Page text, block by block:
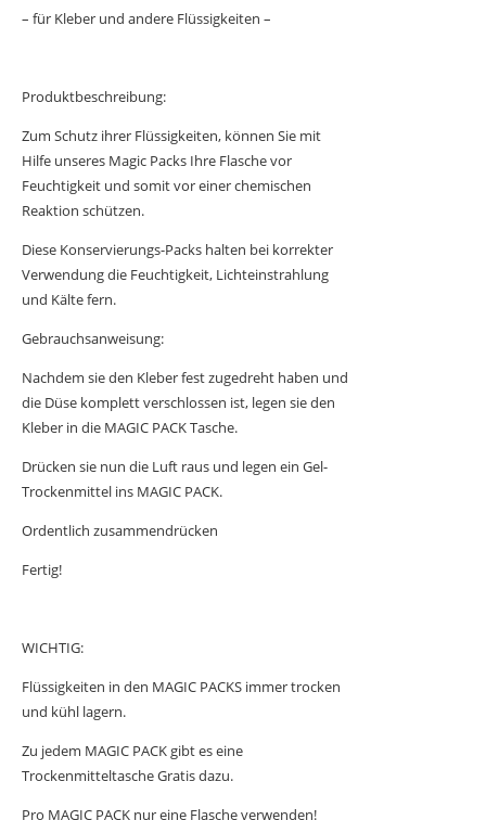
– für Kleber und andere Flüssigkeiten –
Produktbeschreibung:
Zum Schutz ihrer Flüssigkeiten, können Sie mit
Hilfe unseres Magic Packs Ihre Flasche vor
Feuchtigkeit und somit vor einer chemischen
Reaktion schützen.
Diese Konservierungs-Packs halten bei korrekter
Verwendung die Feuchtigkeit, Lichteinstrahlung
und Kälte fern.
Gebrauchsanweisung:
Nachdem sie den Kleber fest zugedreht haben und
die Düse komplett verschlossen ist, legen sie den
Kleber in die MAGIC PACK Tasche.
Drücken sie nun die Luft raus und legen ein Gel-
Trockenmittel ins MAGIC PACK.
Ordentlich zusammendrücken
Fertig!
WICHTIG:
Flüssigkeiten in den MAGIC PACKS immer trocken
und kühl lagern.
Zu jedem MAGIC PACK gibt es eine
Trockenmitteltasche Gratis dazu.
Pro MAGIC PACK nur eine Flasche verwenden!